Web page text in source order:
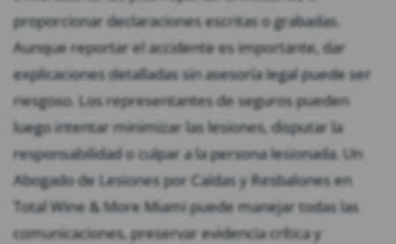
proporcionar declaraciones escritas o grabadas.
Aunque reportar el accidente es importante, dar
explicaciones detalladas sin asesoría legal puede ser
riesgoso. Los representantes de seguros pueden
luego intentar minimizar las lesiones, disputar la
responsabilidad o culpar a la persona lesionada. Un
Abogado de Lesiones por Caídas y Resbalones en
Total Wine & More Miami puede manejar todas las
comunicaciones, preservar evidencia crítica y